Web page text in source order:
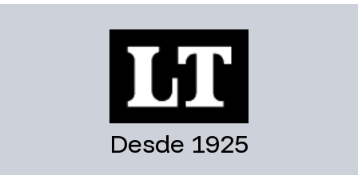
Desde 1925